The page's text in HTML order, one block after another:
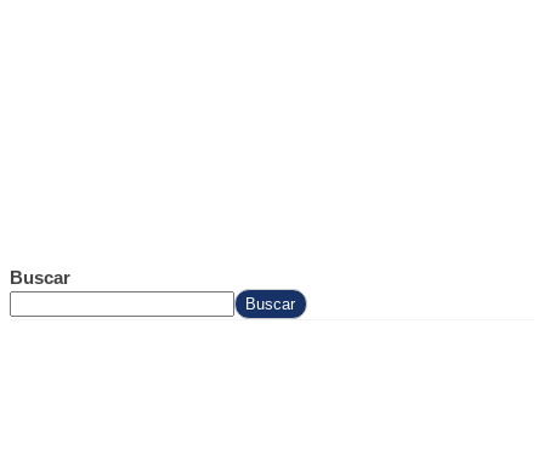
Buscar
Buscar